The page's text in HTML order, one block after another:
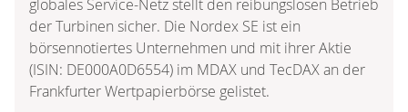
globales Service-Netz stellt den reibungslosen Betrieb
der Turbinen sicher. Die Nordex SE ist ein
börsennotiertes Unternehmen und mit ihrer Aktie
(ISIN: DE000A0D6554) im MDAX und TecDAX an der
Frankfurter Wertpapierbörse gelistet.